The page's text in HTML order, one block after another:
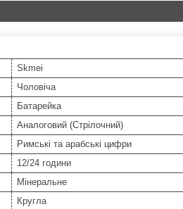
Skmei
Чоловіча
Батарейка
Аналоговий (Стрілочний)
Римські та арабські цифри
12/24 години
Мінеральне
Кругла